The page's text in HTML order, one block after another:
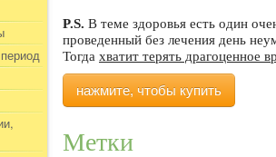
P.S. В теме здоровья есть один
проведенный без лечения день
Тогда хватит терять драгоценное
нажмите, чтобы купить
Метки